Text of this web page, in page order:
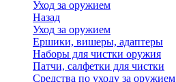
Уход за оружием
Назад
Уход за оружием
Ершики, вишеры, адаптеры
Наборы для чистки оружия
Патчи, салфетки для чистки
Средства по уходу за оружием